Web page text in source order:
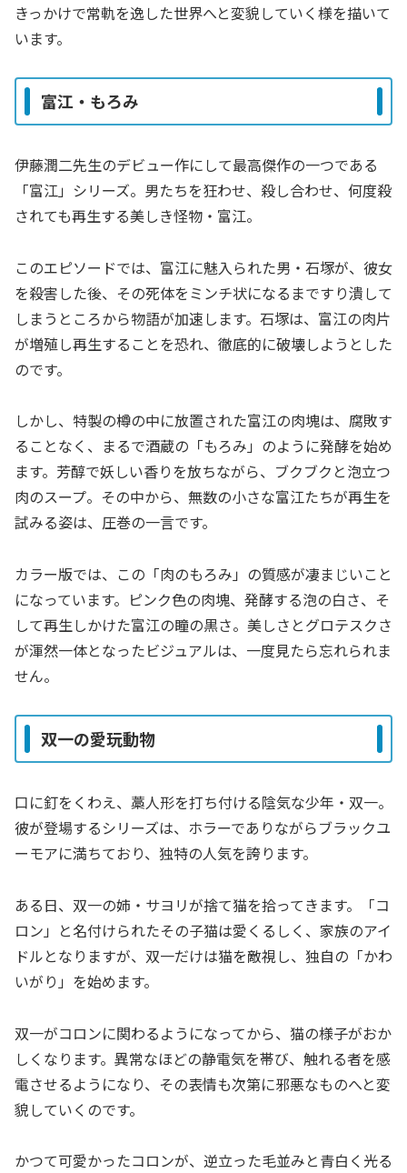
きっかけで常軌を逸した世界へと変貌していく様を描いて
います。
富江・もろみ
伊藤潤二先生のデビュー作にして最高傑作の一つである
「富江」シリーズ。男たちを狂わせ、殺し合わせ、何度殺
されても再生する美しき怪物・富江。
このエピソードでは、富江に魅入られた男・石塚が、彼女
を殺害した後、その死体をミンチ状になるまですり潰して
しまうところから物語が加速します。石塚は、富江の肉片
が増殖し再生することを恐れ、徹底的に破壊しようとした
のです。
しかし、特製の樽の中に放置された富江の肉塊は、腐敗す
ることなく、まるで酒蔵の「もろみ」のように発酵を始め
ます。芳醇で妖しい香りを放ちながら、ブクブクと泡立つ
肉のスープ。その中から、無数の小さな富江たちが再生を
試みる姿は、圧巻の一言です。
カラー版では、この「肉のもろみ」の質感が凄まじいこと
になっています。ピンク色の肉塊、発酵する泡の白さ、そ
して再生しかけた富江の瞳の黒さ。美しさとグロテスクさ
が渾然一体となったビジュアルは、一度見たら忘れられま
せん。
双一の愛玩動物
口に釘をくわえ、藁人形を打ち付ける陰気な少年・双一。
彼が登場するシリーズは、ホラーでありながらブラックユ
ーモアに満ちており、独特の人気を誇ります。
ある日、双一の姉・サヨリが捨て猫を拾ってきます。「コ
ロン」と名付けられたその子猫は愛くるしく、家族のアイ
ドルとなりますが、双一だけは猫を敵視し、独自の「かわ
いがり」を始めます。
双一がコロンに関わるようになってから、猫の様子がおか
しくなります。異常なほどの静電気を帯び、触れる者を感
電させるようになり、その表情も次第に邪悪なものへと変
貌していくのです。
かつて可愛かったコロンが、逆立った毛並みと青白く光る